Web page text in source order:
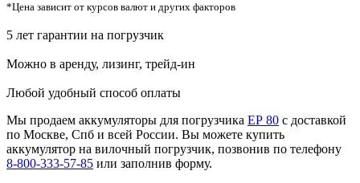
*Цена зависит от курсов валют и других факторов
5 лет гарантии на погрузчик
Можно в аренду, лизинг, трейд-ин
Любой удобный способ оплаты
Мы продаем аккумуляторы для погрузчика EР 80 с доставкой
по Москве, Спб и всей России. Вы можете купить
аккумулятор на вилочный погрузчик, позвонив по телефону
8-800-333-57-85 или заполнив форму.